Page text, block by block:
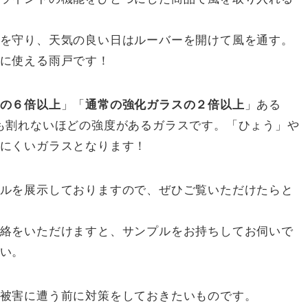
守り、天気の良い日はルーバーを開けて風を通す。
使える雨戸です！
６倍以上 」「通常の強化ガラスの２倍以上 」ある
割れないほどの強度があるガラスです。「ひょう」や
くいガラスとなります！
を展示しておりますので、ぜひご覧いただけたらと
をいただけますと、サンプルをお持ちしてお伺いで
。
害に遭う前に対策をしておきたいものです。